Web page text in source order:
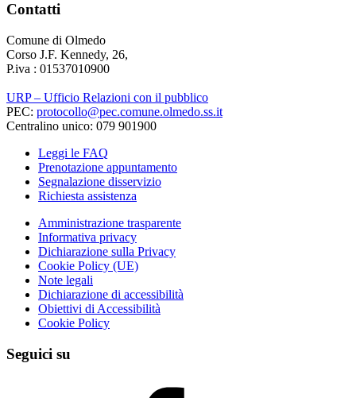
Contatti
Comune di Olmedo
Corso J.F. Kennedy, 26,
P.iva : 01537010900
URP – Ufficio Relazioni con il pubblico
PEC: protocollo@pec.comune.olmedo.ss.it
Centralino unico: 079 901900
Leggi le FAQ
Prenotazione appuntamento
Segnalazione disservizio
Richiesta assistenza
Amministrazione trasparente
Informativa privacy
Dichiarazione sulla Privacy
Cookie Policy (UE)
Note legali
Dichiarazione di accessibilità
Obiettivi di Accessibilità
Cookie Policy
Seguici su